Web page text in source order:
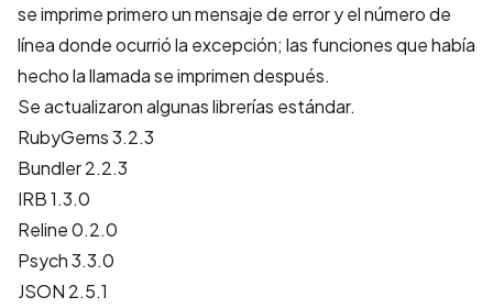
se imprime primero un mensaje de error y el número de
línea donde ocurrió la excepción; las funciones que había
hecho la llamada se imprimen después.
Se actualizaron algunas librerías estándar.
RubyGems 3.2.3
Bundler 2.2.3
IRB 1.3.0
Reline 0.2.0
Psych 3.3.0
JSON 2.5.1